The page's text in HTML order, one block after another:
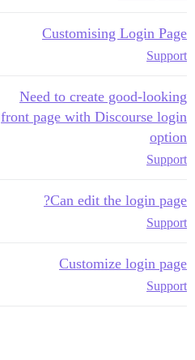
Customising Login Page
Support
Need to create good-looking
front page with Discourse login
option
Support
Can edit the login page?
Support
Customize login page
Support